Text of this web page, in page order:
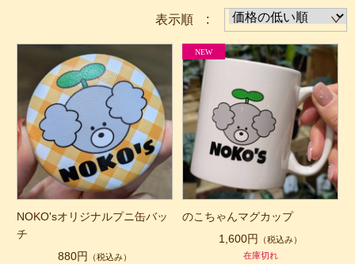
表示順 :
NOKO'sオリジナルプニ缶バッ
チ
880円
（税込み）
のこちゃんマグカップ
1,600円
（税込み）
在庫切れ